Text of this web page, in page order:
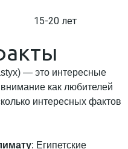
15-20 лет
— это интересные
как любителей
интересных фактов
: Египетские